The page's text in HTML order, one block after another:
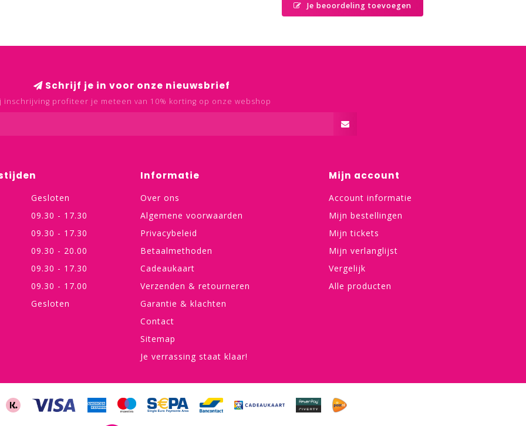
Je beoordeling toevoegen
Schrijf je in voor onze nieuwsbrief
inschrijving profiteer je meteen van 10% korting op onze webshop
Gesloten
09.30 - 17.30
09.30 - 17.30
09.30 - 20.00
09.30 - 17.30
09.30 - 17.00
Gesloten
Informatie
Over ons
Algemene voorwaarden
Privacybeleid
Betaalmethoden
Cadeaukaart
Verzenden & retourneren
Garantie & klachten
Contact
Sitemap
Je verrassing staat klaar!
Mijn account
Account informatie
Mijn bestellingen
Mijn tickets
Mijn verlanglijst
Vergelijk
Alle producten